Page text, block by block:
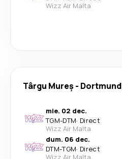
Wizz Air Malta
Târgu Mureș - Dortmund
mie. 02 dec.
TGM-DTM· Direct
Wizz Air Malta
dum. 06 dec.
DTM-TGM· Direct
Wizz Air Malta